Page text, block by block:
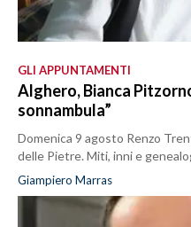
GLI APPUNTAMENTI
Alghero, Bianca
sonnambula”
Domenica 9 agosto Renzo
delle Pietre. Miti, inni e
Giampiero Marras